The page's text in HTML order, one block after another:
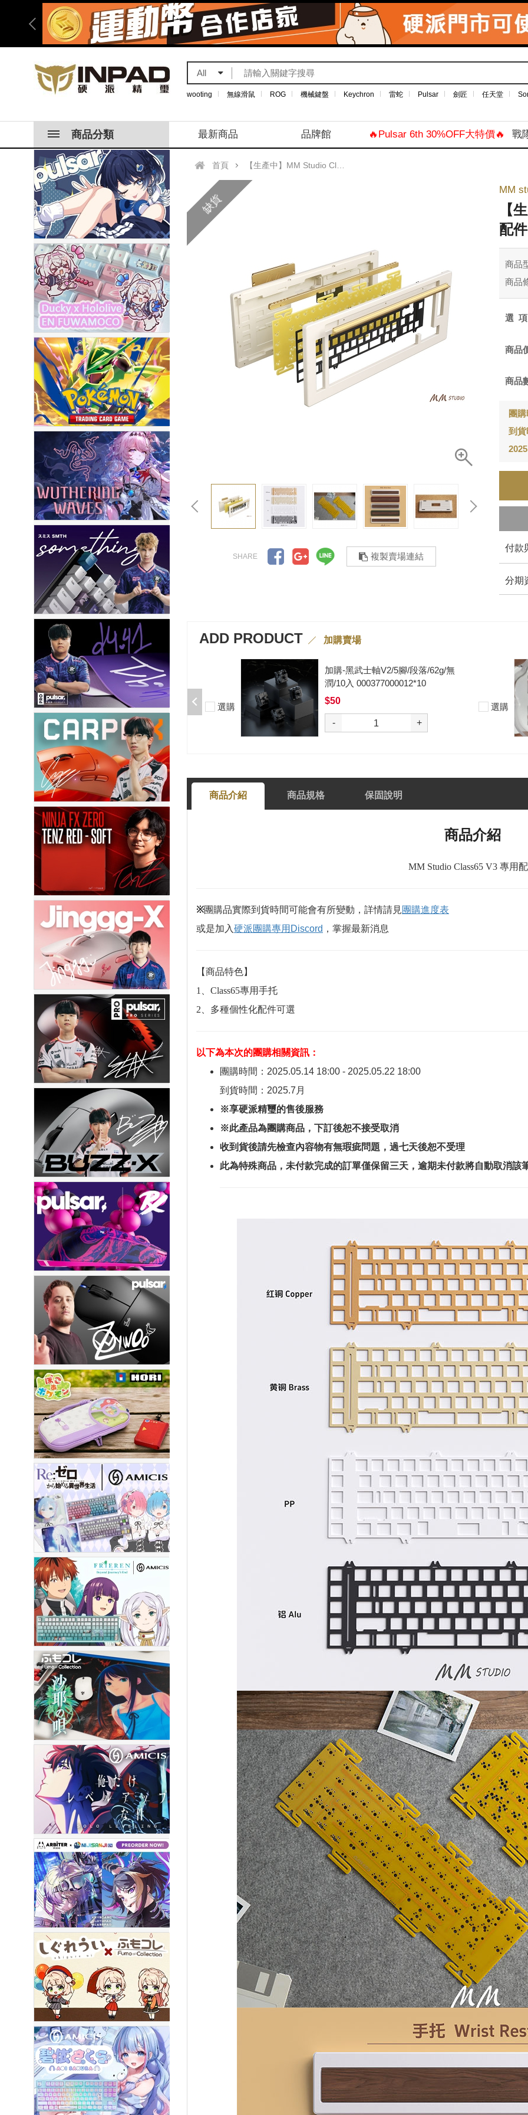
All
wooting 無線滑鼠 ROG 機械鍵盤 Keychron 雷蛇 Pulsar 劍匠 任天堂
商品分類 最新商品 品牌館 🔥Pulsar 6th 30%OFF大特價🔥 戰
首頁 【生產中】MM Studio Class65 V3 專用配件
缺貨
複製賣場連結
MM
【
配件
商品
商品
選
商品
商品
團
到貨
付款
分期
ADD PRODUCT 加購賣場
加購-剪刀石頭布猜拳鍵帽一盒四
入000385000289
$199
- +
選購
加購-夢境軸/5腳/段落/58g/無潤/10
入 000377000013*10
$50
- +
選購
商品介紹 商品規格 保固說明
商品介紹
MM Studio Class65 V3 專用
※團購品實際到貨時間可能會有所變動，詳情請見團購進度表
或是加入硬派團購專用Discord ，掌握最新消息
【商品特色】
1、Class65專用手托
2、多種個性化配件可選
以下為本次的團購相關資訊：
團購時間：2025.05.14 18:00 - 2025.05.22 18:00
到貨時間：2025.7月
※享硬派精璽的售後服務
※此產品為團購商品，下訂後恕不接受取消
收到貨後請先檢查內容物有無瑕疵問題，過七天後恕不受理
此為特殊商品，未付款完成的訂單僅保留三天，逾期未付款將自動取消該